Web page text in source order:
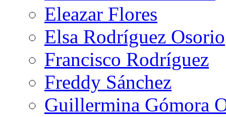
Eleazar Flores
Elsa Rodríguez Osorio
Francisco Rodríguez
Freddy Sánchez
Guillermina Gómora